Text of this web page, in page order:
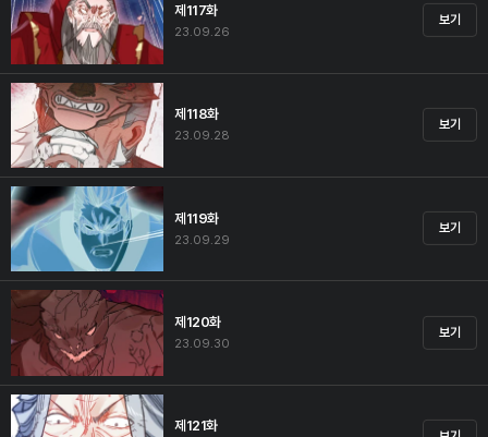
제117화
23.09.26
보기
제118화
23.09.28
보기
제119화
23.09.29
보기
제120화
23.09.30
보기
제121화